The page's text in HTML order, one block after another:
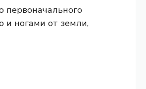
первоначального
и ногами от земли,